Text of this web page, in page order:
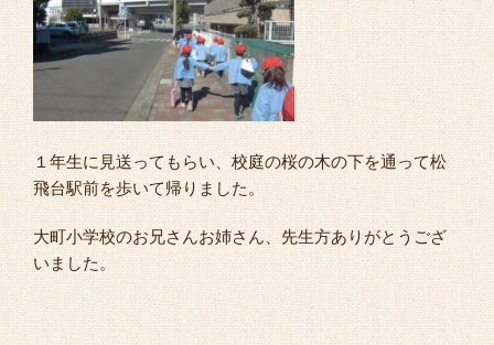
１年生に見送ってもらい、校庭の桜の木の下を通って松
飛台駅前を歩いて帰りました。
大町小学校のお兄さんお姉さん、先生方ありがとうござ
いました。